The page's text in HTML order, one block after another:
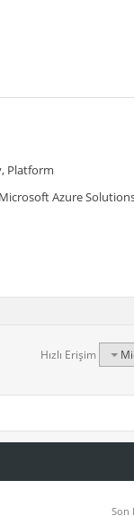
Platform
Azure
Hızlı Erişim
Son